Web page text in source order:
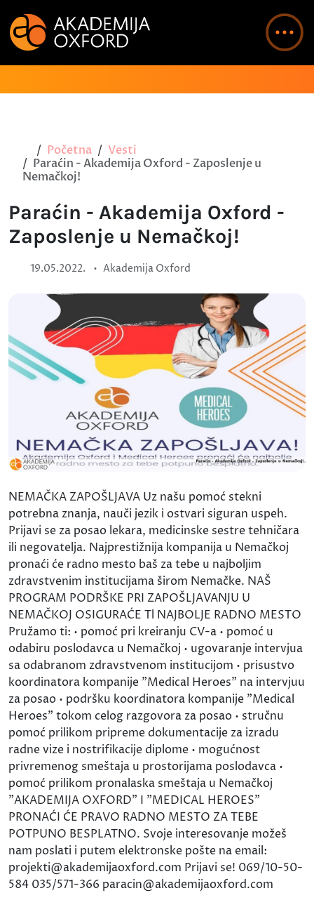
Početna
Vesti
Paraćin - Akademija Oxford - Zaposlenje u
Nemačkoj!
Paraćin - Akademija Oxford -
Zaposlenje u Nemačkoj!
19.05.2022. • Akademija Oxford
NEMAČKA ZAPOŠLJAVA Uz našu pomoć stekni
potrebna znanja, nauči jezik i ostvari siguran uspeh.
Prijavi se za posao lekara, medicinske sestre tehničara
ili negovatelja. Najprestižnija kompanija u Nemačkoj
pronaći će radno mesto baš za tebe u najboljim
zdravstvenim institucijama širom Nemačke. NAŠ
PROGRAM PODRŠKE PRI ZAPOŠLJAVANJU U
NEMAČKOJ OSIGURAĆE Tl NAJBOLJE RADNO MESTO
Pružamo ti: • pomoć pri kreiranju CV-a • pomoć u
odabiru poslodavca u Nemačkoj • ugovaranje intervjua
sa odabranom zdravstvenom institucijom • prisustvo
koordinatora kompanije ”Medical Heroes” na intervjuu
za posao • podršku koordinatora kompanije ”Medical
Heroes” tokom celog razgovora za posao • stručnu
pomoć prilikom pripreme dokumentacije za izradu
radne vize i nostrifikacije diplome • mogućnost
privremenog smeštaja u prostorijama poslodavca •
pomoć prilikom pronalaska smeštaja u Nemačkoj
"AKADEMIJA OXFORD" I "MEDICAL HEROES"
PRONAĆI ĆE PRAVO RADNO MESTO ZA TEBE
POTPUNO BESPLATNO. Svoje interesovanje možeš
nam poslati i putem elektronske pošte na email:
projekti@akademijaoxford.com Prijavi se! 069/10-50-
584 035/571-366 paracin@akademijaoxford.com